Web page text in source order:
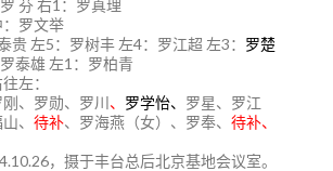
芬 右1：罗真理
：罗文举
贵 左5：罗树丰 左4：罗江超 左3： 罗楚
泰雄 左1：罗柏青
左：
、罗勋、罗川、 罗学怡、 罗星、罗江
、 待补、罗海燕（女）、罗奉、 待补、
，摄于丰台总后北京基地会议室。